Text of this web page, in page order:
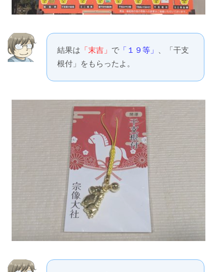
結果は 「末吉」 で 「１９等」
、「干支
根付」をもらったよ。